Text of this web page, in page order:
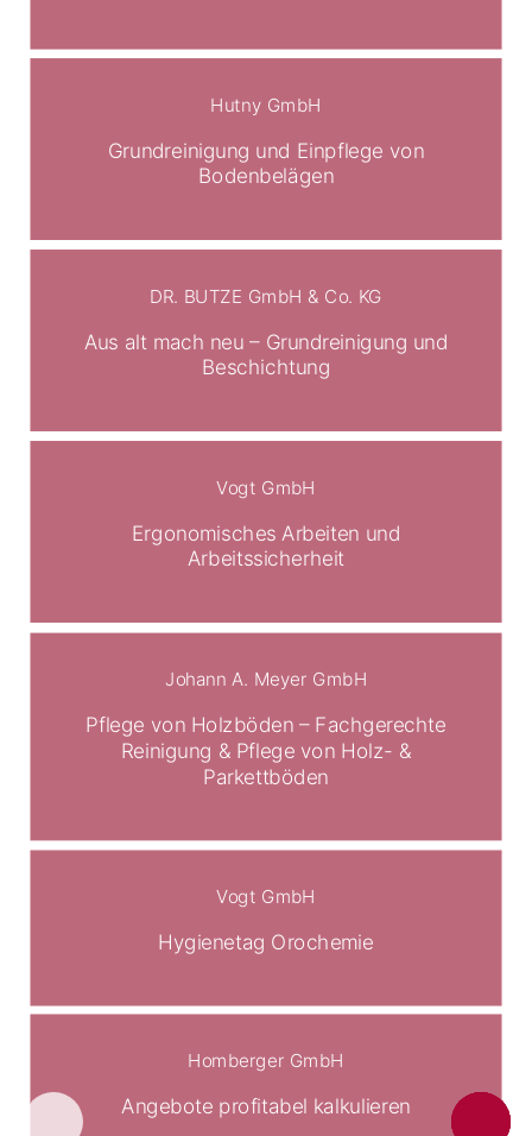
Hutny GmbH
Grundreinigung und Einpflege von
Bodenbelägen
DR. BUTZE GmbH & Co. KG
Aus alt mach neu – Grundreinigung und
Beschichtung
Vogt GmbH
Ergonomisches Arbeiten und
Arbeitssicherheit
Johann A. Meyer GmbH
Pflege von Holzböden – Fachgerechte
Reinigung & Pflege von Holz- &
Parkettböden
Vogt GmbH
Hygienetag Orochemie
Homberger GmbH
Angebote profitabel kalkulieren